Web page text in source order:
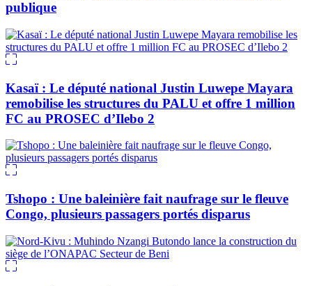
publique
Kasaï : Le député national Justin Luwepe Mayara
remobilise les structures du PALU et offre 1 million
FC au PROSEC d’Ilebo 2
Tshopo : Une baleinière fait naufrage sur le fleuve
Congo, plusieurs passagers portés disparus